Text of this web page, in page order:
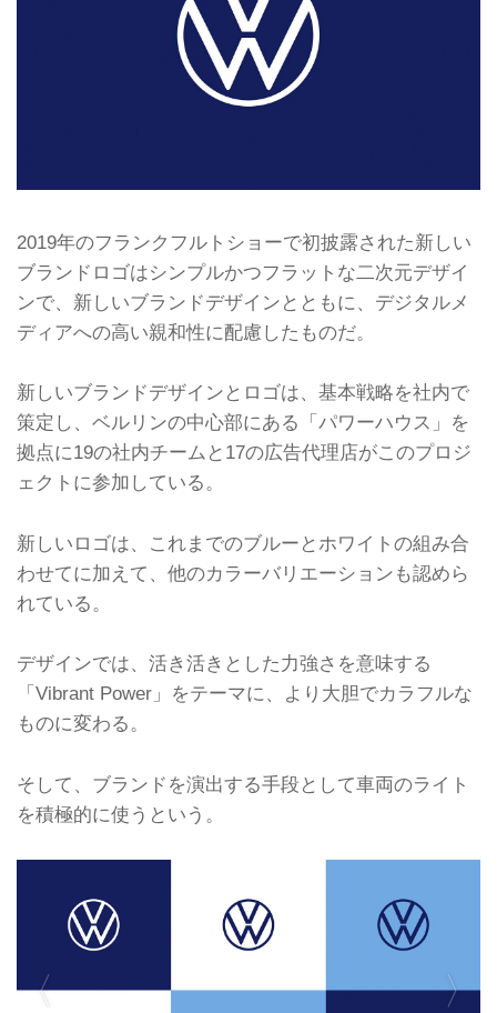
2019年のフランクフルトショーで初披露された新しい
ブランドロゴはシンプルかつフラットな二次元デザイ
ンで、新しいブランドデザインとともに、デジタルメ
ディアへの高い親和性に配慮したものだ。
新しいブランドデザインとロゴは、基本戦略を社内で
策定し、ベルリンの中心部にある「パワーハウス」を
拠点に19の社内チームと17の広告代理店がこのプロジ
ェクトに参加している。
新しいロゴは、これまでのブルーとホワイトの組み合
わせてに加えて、他のカラーバリエーションも認めら
れている。
デザインでは、活き活きとした力強さを意味する
「Vibrant Power」をテーマに、より大胆でカラフルな
ものに変わる。
そして、ブランドを演出する手段として車両のライト
を積極的に使うという。